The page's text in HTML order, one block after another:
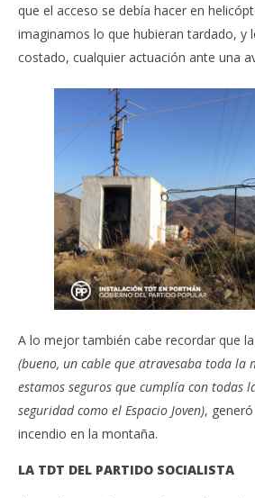
que el acceso se debía hacer en
imaginamos lo que hubieran tardado, y
costado, cualquier actuación ante una
A lo mejor también cabe recordar que
(bueno, un cable que atravesaba toda la
estamos seguros que cumplía con todas
seguridad como el Espacio Joven),
incendio en la montaña.
LA TDT DEL PARTIDO SOCIALISTA